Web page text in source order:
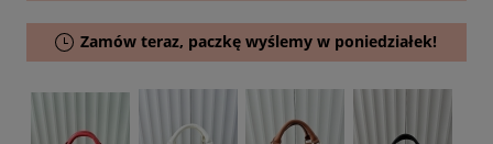
Zamów teraz, paczkę wyślemy w poniedziałek!